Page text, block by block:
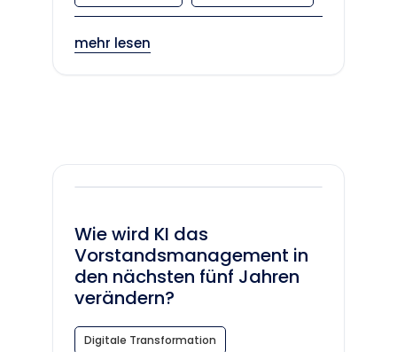
mehr lesen
Wie wird KI das
Vorstandsmanagement in
den nächsten fünf Jahren
verändern?
Digitale Transformation